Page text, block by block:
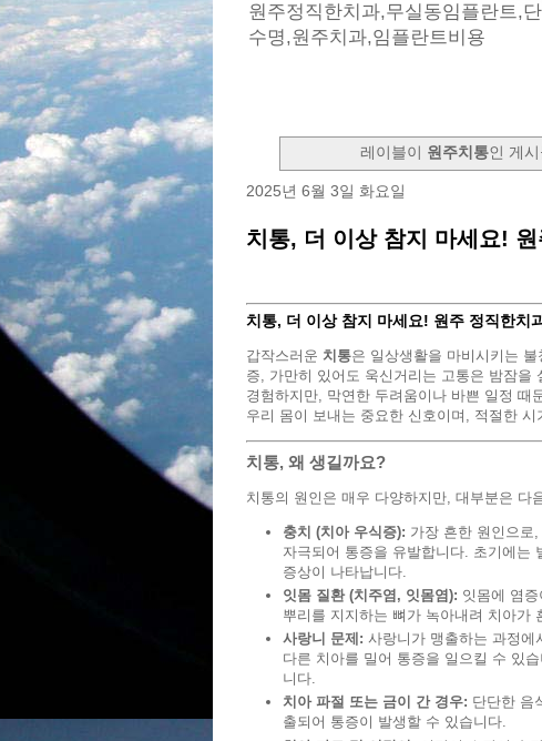
원주정직한치과,무실동임플란트,
수명,원주치과,임플란트비용
레이블이 원주치통인 게
2025년 6월 3일 화요일
치통, 더 이상 참지 마세요!
치통, 더 이상 참지 마세요! 원주 정직한치
갑작스러운 치통은 일상생활을 마비시키는
증, 가만히 있어도 욱신거리는 고통은 밤잠을
경험하지만, 막연한 두려움이나 바쁜 일정 때
우리 몸이 보내는 중요한 신호이며, 적절한
치통, 왜 생길까요?
치통의 원인은 매우 다양하지만, 대부분은 다
충치 (치아 우식증): 가장 흔한 원인으로
자극되어 통증을 유발합니다. 초기에는
증상이 나타납니다.
잇몸 질환 (치주염, 잇몸염): 잇몸에 염
뿌리를 지지하는 뼈가 녹아내려 치아가
사랑니 문제: 사랑니가 맹출하는 과정에
다른 치아를 밀어 통증을 일으킬 수 있
니다.
치아 파절 또는 금이 간 경우: 단단한 음
출되어 통증이 발생할 수 있습니다.